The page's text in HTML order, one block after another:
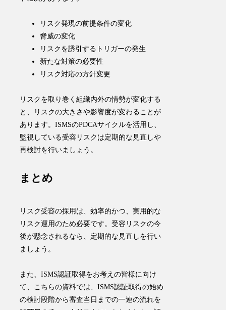
リスク発現の前提条件の変化
脅威の変化
リスクを誘引するトリガーの発生
新たな対策の必要性
リスク対応の方針変更
リスクを取り巻く組織内外の情勢が変化する
と、リスクの大きさや影響度が変わることが
あります。ISMSのPDCAサイクルを活用し、
監視している受容リスクは定期的な見直しや
再検討を行いましょう。
まとめ
リスク受容の採用は、効率的かつ、実用的な
リスク運用のため必要です。受容リスクの今
後が懸念されるなら、定期的な見直しを行い
ましょう。
また、ISMS認証取得をお考えの皆様に向け
て、こちらの資料では、ISMS認証取得の始め
の検討段階から審査当日までの一連の流れを